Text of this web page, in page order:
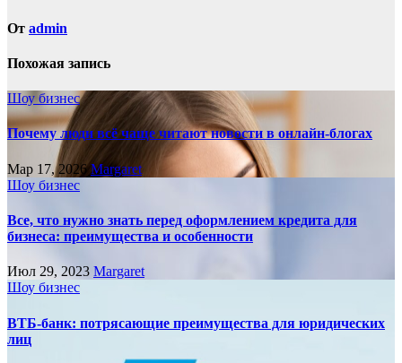
От admin
Похожая запись
Шоу бизнес
Почему люди всё чаще читают новости в онлайн-блогах
Мар 17, 2026Margaret
Шоу бизнес
Все, что нужно знать перед оформлением кредита для
бизнеса: преимущества и особенности
Июл 29, 2023 Margaret
Шоу бизнес
ВТБ-банк: потрясающие преимущества для юридических
лиц